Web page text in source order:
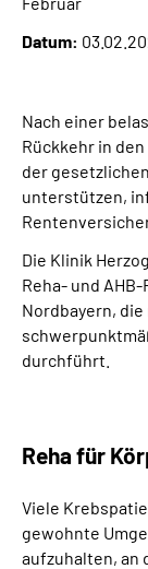
Presse und
Karriere
Über uns
Inhalte in
Leichte
Suche
Datum:
Nach einer
Rückkehr in
der
unterstützen,
Die Klinik
Reha- und
Nordbayern,
durchführt.
Reha für
Viele
gewohnte
aufzuhalten, an